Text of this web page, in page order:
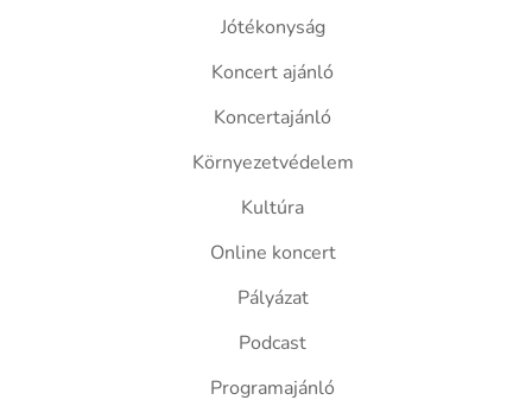
Jótékonyság
Koncert ajánló
Koncertajánló
Környezetvédelem
Kultúra
Online koncert
Pályázat
Podcast
Programajánló